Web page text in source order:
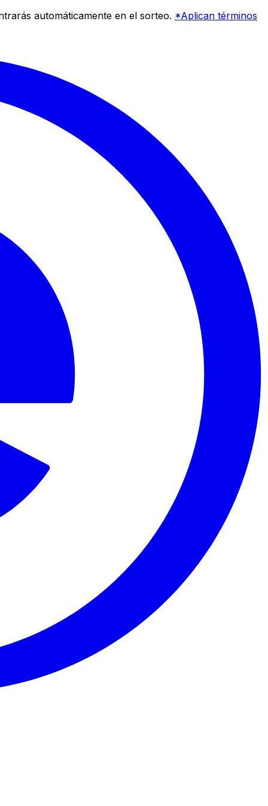
automáticamente en el sorteo. *Aplican términos